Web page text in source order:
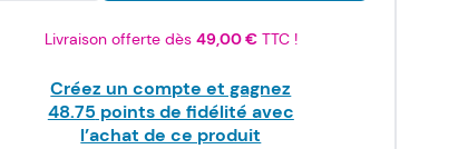
Livraison offerte dès 49,00 €TTC !
Créez un compte et gagnez
48.75 points de fidélité avec
l’achat de ce produit